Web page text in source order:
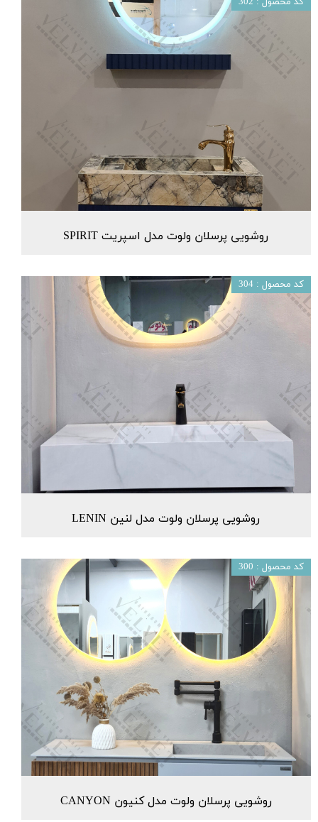
روشویی پرسلان ولوت مدل اسپریت SPIRIT
روشویی پرسلان ولوت مدل لنین LENIN
کد محصول : 304
روشویی پرسلان ولوت مدل کنیون CANYON
کد محصول : 300